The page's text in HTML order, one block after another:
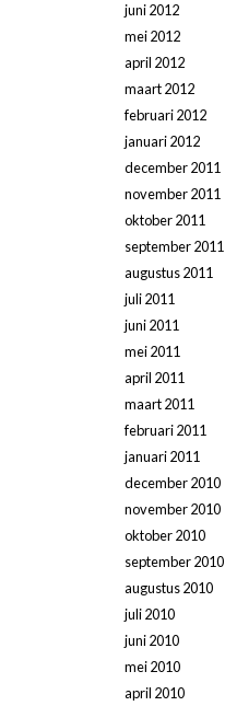
juni 2012
mei 2012
april 2012
maart 2012
februari 2012
januari 2012
december 2011
november 2011
oktober 2011
september 2011
augustus 2011
juli 2011
juni 2011
mei 2011
april 2011
maart 2011
februari 2011
januari 2011
december 2010
november 2010
oktober 2010
september 2010
augustus 2010
juli 2010
juni 2010
mei 2010
april 2010